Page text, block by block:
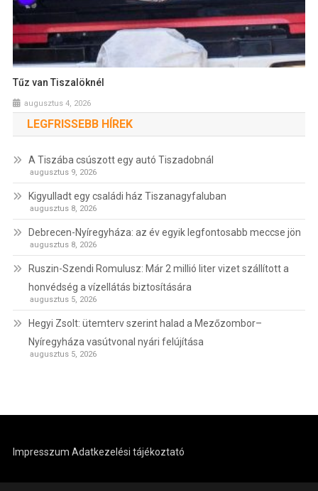
Tűz van Tiszalöknél
augusztus 4, 2026
LEGFRISSEBB HÍREK
A Tiszába csúszott egy autó Tiszadobnál
augusztus 9, 2026
Kigyulladt egy családi ház Tiszanagyfaluban
augusztus 8, 2026
Debrecen-Nyíregyháza: az év egyik legfontosabb meccse jön
augusztus 8, 2026
Ruszin-Szendi Romulusz: Már 2 millió liter vizet szállított a
honvédség a vízellátás biztosítására
augusztus 5, 2026
Hegyi Zsolt: ütemterv szerint halad a Mezőzombor–
Nyíregyháza vasútvonal nyári felújítása
augusztus 5, 2026
Impresszum Adatkezelési tájékoztató